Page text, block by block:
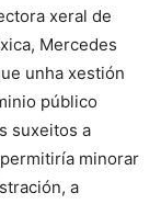
xeral de
Mercedes
unha xestión
público
suxeitos a
minorar
a